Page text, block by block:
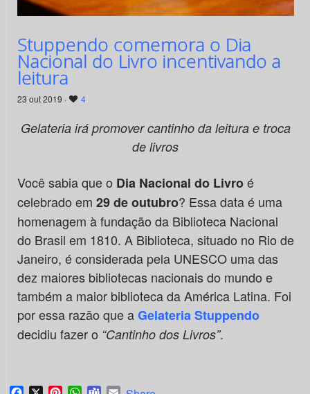
Stuppendo comemora o Dia
Nacional do Livro incentivando a
leitura
23 out 2019 · 4
Gelateria irá promover cantinho da leitura e troca
de livros
Você sabia que o Dia Nacional do Livroé
celebrado em 29 de outubro? Essa data é uma
homenagem à fundação da Biblioteca Nacional
do Brasil em 1810. A Biblioteca, situado no Rio de
Janeiro, é considerada pela UNESCO uma das
dez maiores bibliotecas nacionais do mundo e
também a maior biblioteca da América Latina. Foi
por essa razão que aGelateria Stuppendo
decidiu fazer o “Cantinho dos Livros”.